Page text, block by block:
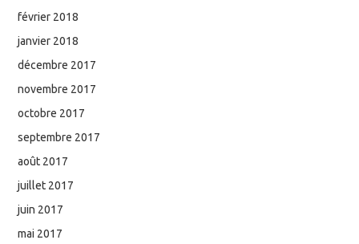
février 2018
janvier 2018
décembre 2017
novembre 2017
octobre 2017
septembre 2017
août 2017
juillet 2017
juin 2017
mai 2017